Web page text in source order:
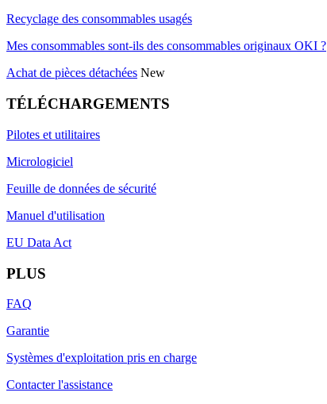
Recyclage des consommables usagés
Mes consommables sont-ils des consommables originaux OKI ?
Achat de pièces détachées New
TÉLÉCHARGEMENTS
Pilotes et utilitaires
Micrologiciel
Feuille de données de sécurité
Manuel d'utilisation
EU Data Act
PLUS
FAQ
Garantie
Systèmes d'exploitation pris en charge
Contacter l'assistance